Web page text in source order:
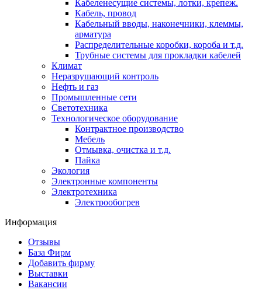
Кабеленесущие системы, лотки, крепеж.
Кабель, провод
Кабельный вводы, наконечники, клеммы,
арматура
Распределительные коробки, короба и т.д.
Трубные системы для прокладки кабелей
Климат
Неразрушающий контроль
Нефть и газ
Промышленные сети
Светотехника
Технологическое оборудование
Контрактное производство
Мебель
Отмывка, очистка и т.д.
Пайка
Экология
Электронные компоненты
Электротехника
Электрообогрев
Информация
Отзывы
База Фирм
Добавить фирму
Выставки
Вакансии